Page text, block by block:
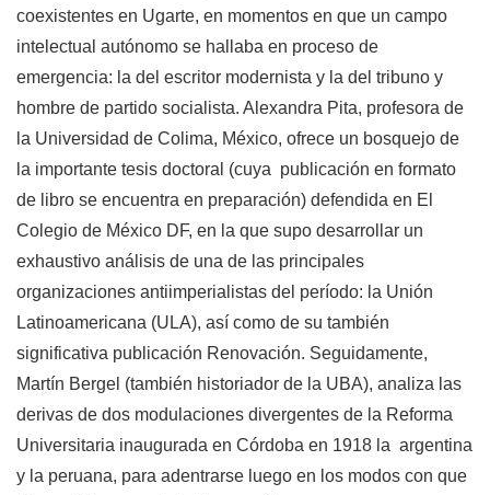
coexistentes en Ugarte, en momentos en que un campo
intelectual autónomo se hallaba en proceso de
emergencia: la del escritor modernista y la del tribuno y
hombre de partido socialista. Alexandra Pita, profesora de
la Universidad de Colima, México, ofrece un bosquejo de
la importante tesis doctoral (cuya publicación en formato
de libro se encuentra en preparación) defendida en El
Colegio de México DF, en la que supo desarrollar un
exhaustivo análisis de una de las principales
organizaciones antiimperialistas del período: la Unión
Latinoamericana (ULA), así como de su también
significativa publicación Renovación. Seguidamente,
Martín Bergel (también historiador de la UBA), analiza las
derivas de dos modulaciones divergentes de la Reforma
Universitaria inaugurada en Córdoba en 1918 la argentina
y la peruana, para adentrarse luego en los modos con que